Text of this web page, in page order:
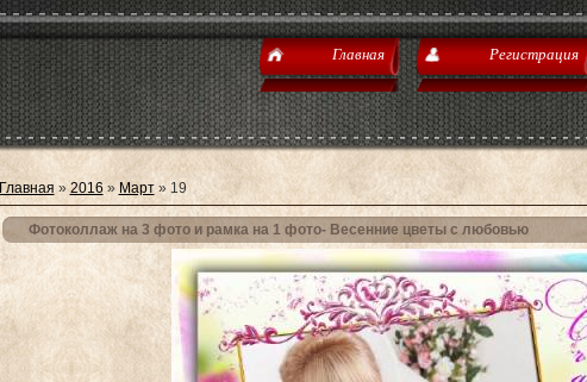
Главная Регистрация
Главная » 2016 » Март » 19
Фотоколлаж на 3 фото и рамка на 1 фото- Весенние цветы с любовью